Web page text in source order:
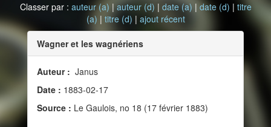
Classer par : auteur (a) |auteur (d) | date (a) | date (d) | titre
(a) | titre (d) | ajout récent
Wagner et les wagnériens
Auteur : Janus
Date : 1883-02-17
Source : Le Gaulois, no 18 (17 février 1883)